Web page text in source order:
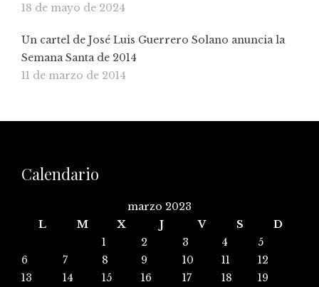
18 de mayo de 2024
Un cartel de José Luis Guerrero Solano anuncia la
Semana Santa de 2014
11 de marzo de 2014
Calendario
marzo 2023
L
M X J V S
D
1
2 3 4
5
6
7 8 9 10 11
12
13
14 15 16 17 18
19